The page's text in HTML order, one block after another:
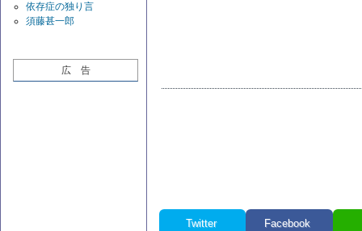
依存症の独り言
須藤甚一郎
広 告
Twitter Facebook